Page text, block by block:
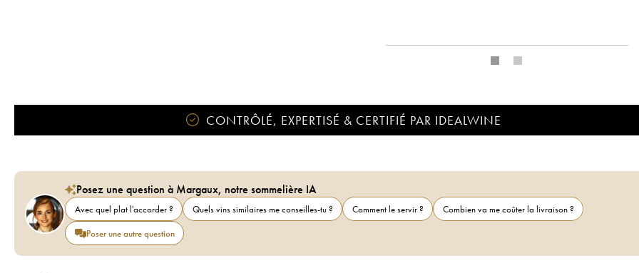
CONTRÔLÉ, EXPERTISÉ & CERTIFIÉ PAR IDEALWINE
Posez une question à Margaux, notre sommelière IA
Avec quel plat l'accorder ? Quels vins similaires me conseilles-tu ? Comment le servir ?
Combien va me coûter la livraison ?
Poser une autre question